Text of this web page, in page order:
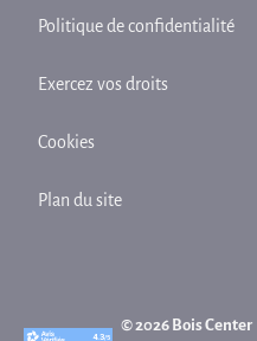
© 2026 Bois Center
Politique de confidentialité
Exercez vos droits
Cookies
Plan du site